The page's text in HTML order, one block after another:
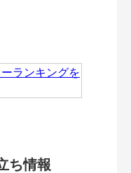
ち情報